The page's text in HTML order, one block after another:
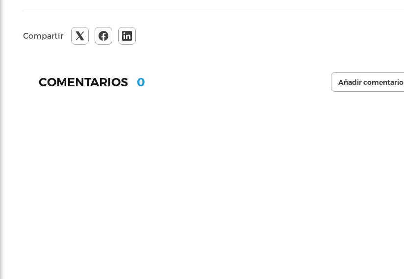
Compartir
COMENTARIOS 0 Añadir comentario